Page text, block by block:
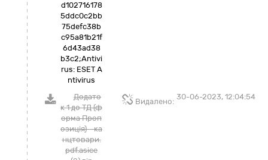
d102716178
5ddc0c2bb
75defc38b
c95a81b21f
6d43ad38
b3c2;Antivi
rus: ESET A
ntivirus
Додато
к 1 до ТД (ф
орма Проп
озиція) - ка
нцтовари.
pdf.asice
Видалено:
30-06-2023, 12:04:54